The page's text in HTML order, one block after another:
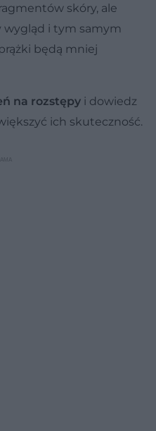
skóry, ale
wygląd i tym samym
będą mniej
na rozstępy i dowiedz
ich skuteczność.